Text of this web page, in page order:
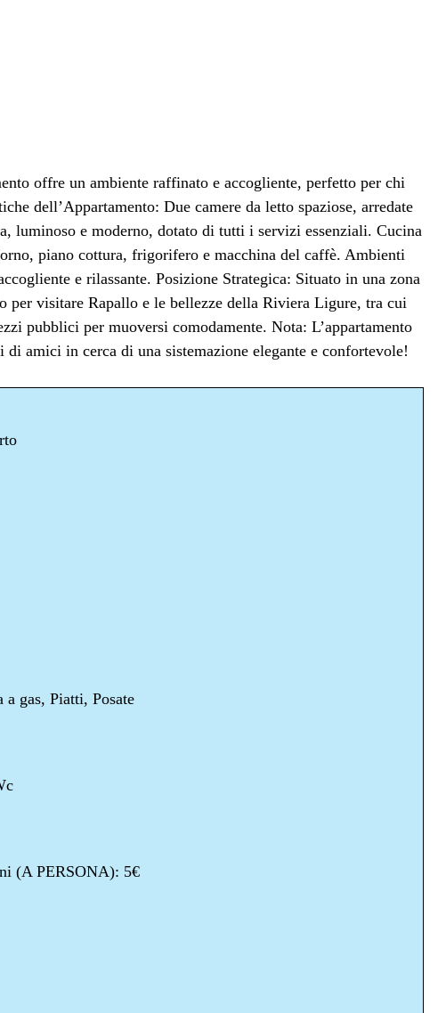
offre un ambiente raffinato e accogliente, perfetto per chi
dell’Appartamento: Due camere da letto spaziose, arredate
luminoso e moderno, dotato di tutti i servizi essenziali. Cucina
piano cottura, frigorifero e macchina del caffè. Ambienti
e rilassante. Posizione Strategica: Situato in una zona
per visitare Rapallo e le bellezze della Riviera Ligure, tra cui
pubblici per muoversi comodamente. Nota: L’appartamento
amici in cerca di una sistemazione elegante e confortevole!
gas, Piatti, Posate
(A PERSONA): 5€